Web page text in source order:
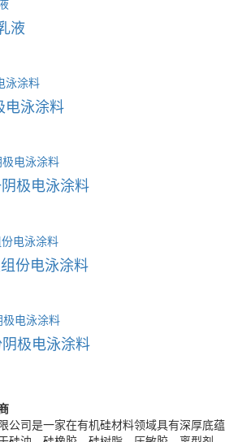
液
电泳涂料
极电泳涂料
份电泳涂料
极电泳涂料
公司是一家在有机硅材料领域具有深厚底蕴